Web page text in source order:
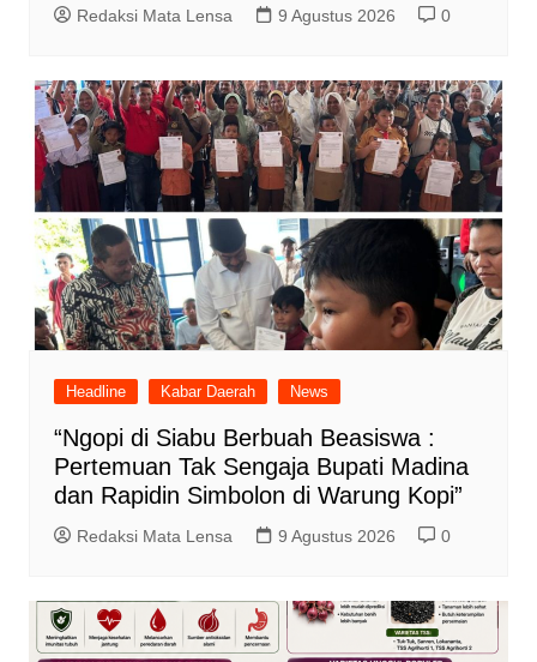
Redaksi Mata Lensa 9 Agustus 2026 0
Headline Kabar Daerah News
“Ngopi di Siabu Berbuah Beasiswa :
Pertemuan Tak Sengaja Bupati Madina
dan Rapidin Simbolon di Warung Kopi”
Redaksi Mata Lensa 9 Agustus 2026 0